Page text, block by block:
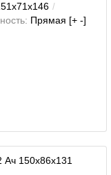
Прямая [+ -]